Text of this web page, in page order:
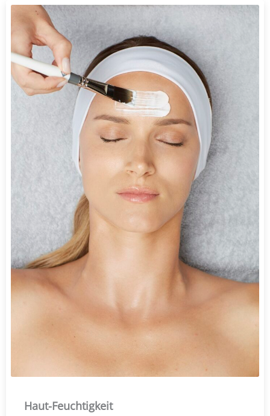
Haut-Feuchtigkeit